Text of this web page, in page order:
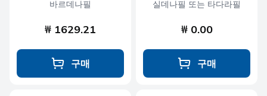
바르데나필
₩ 1629.21
구매
실데나필 또는 타다라필
₩ 0.00
구매